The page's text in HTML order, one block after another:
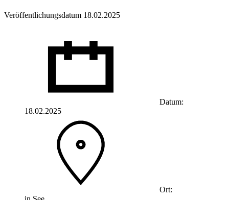
Veröffentlichungsdatum 18.02.2025
Datum:
18.02.2025
Ort: